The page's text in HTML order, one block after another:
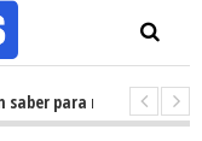
para não ter problemas